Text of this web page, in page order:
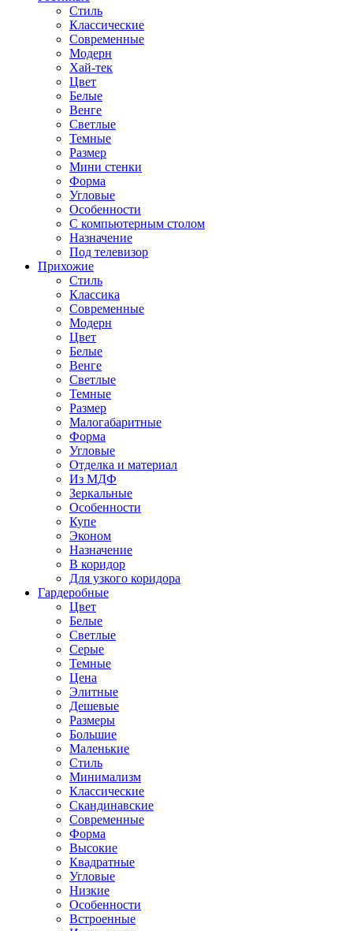
Стиль
Классические
Современные
Модерн
Хай-тек
Цвет
Белые
Венге
Светлые
Темные
Размер
Мини стенки
Форма
Угловые
Особенности
С компьютерным столом
Назначение
Под телевизор
Прихожие
Стиль
Классика
Современные
Модерн
Цвет
Белые
Венге
Светлые
Темные
Размер
Малогабаритные
Форма
Угловые
Отделка и материал
Из МДФ
Зеркальные
Особенности
Купе
Эконом
Назначение
В коридор
Для узкого коридора
Гардеробные
Цвет
Белые
Светлые
Серые
Темные
Цена
Элитные
Дешевые
Размеры
Большие
Маленькие
Стиль
Минимализм
Классические
Скандинавские
Современные
Форма
Высокие
Квадратные
Угловые
Низкие
Особенности
Встроенные